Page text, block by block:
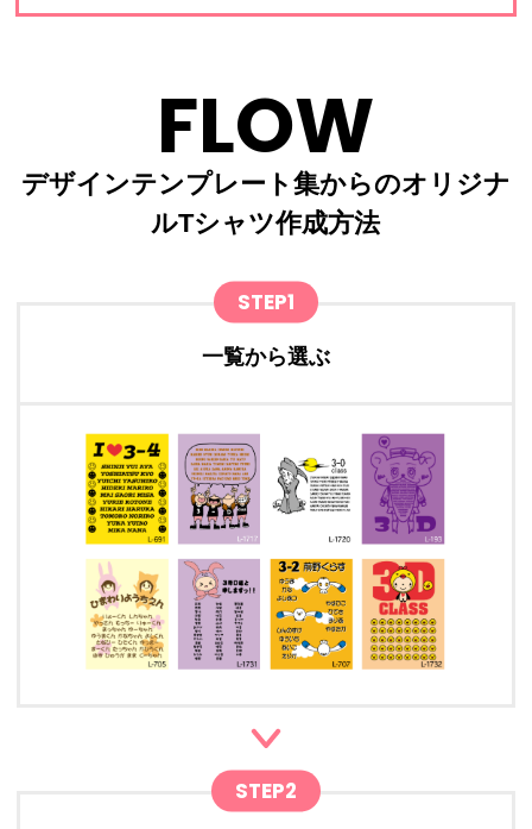
FLOW
デザインテンプレート集からのオリジナ
ルTシャツ作成方法
STEP1
一覧から選ぶ
STEP2